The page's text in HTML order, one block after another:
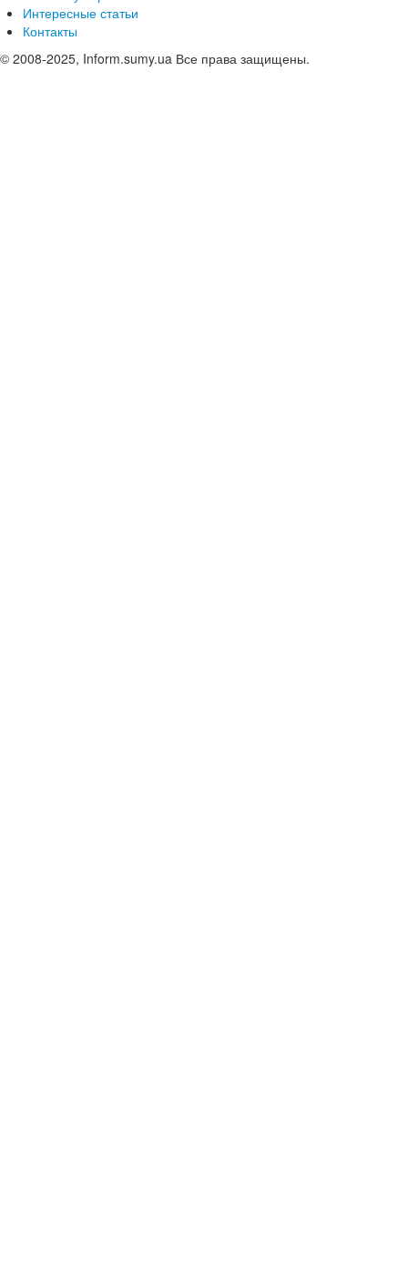
Интересные статьи
Контакты
© 2008-2025, Inform.sumy.ua Все права защищены.